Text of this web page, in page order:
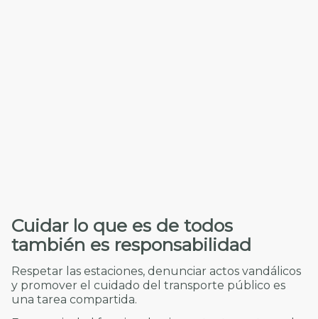
Cuidar lo que es de todos
también es responsabilidad
Respetar las estaciones, denunciar actos vandálicos
y promover el cuidado del transporte público es
una tarea compartida.